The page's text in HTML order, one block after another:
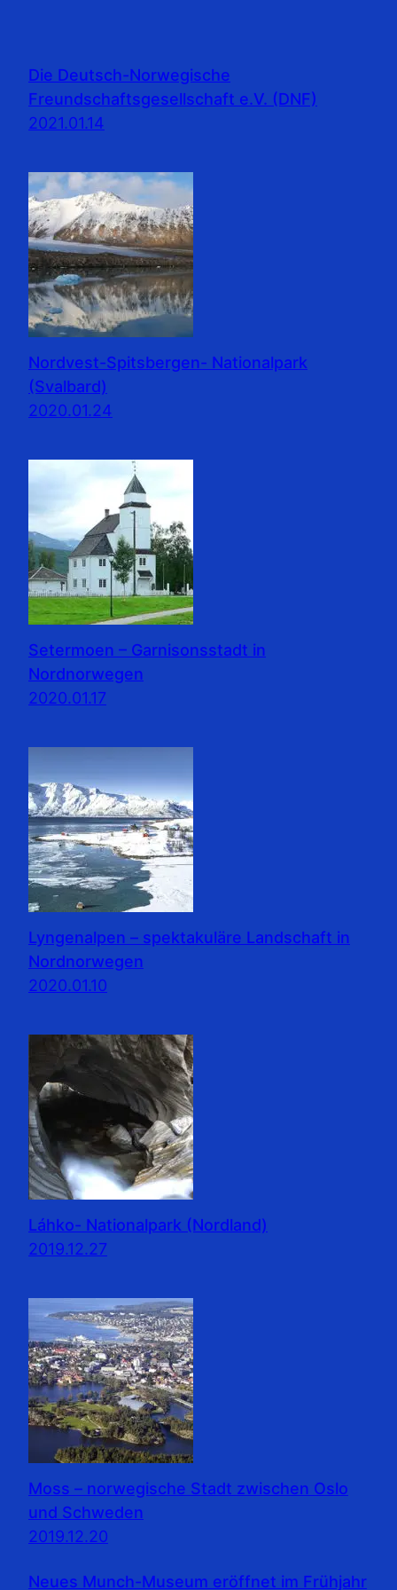
Die Deutsch-Norwegische
Freundschaftsgesellschaft e.V. (DNF)
2021.01.14
Nordvest-Spitsbergen- Nationalpark
(Svalbard)
2020.01.24
Setermoen – Garnisonsstadt in
Nordnorwegen
2020.01.17
Lyngenalpen – spektakuläre Landschaft in
Nordnorwegen
2020.01.10
Láhko- Nationalpark (Nordland)
2019.12.27
Moss – norwegische Stadt zwischen Oslo
und Schweden
2019.12.20
Neues Munch-Museum eröffnet im Frühjahr